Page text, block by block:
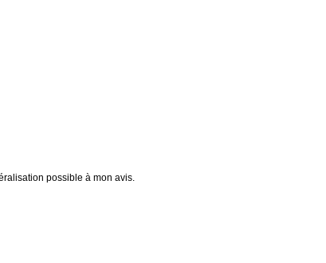
possible à mon avis.